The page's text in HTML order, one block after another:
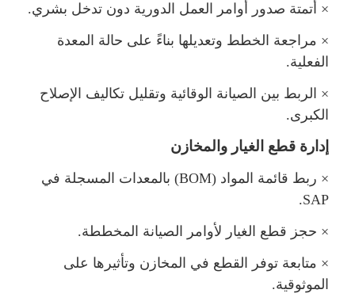
× أتمتة صدور أوامر العمل الدورية دون تدخل بشري.
× راجعة الخطط وتعديلها بناءً على حالة المعدة
الفعلية.
× الربط بين الصيانة الوقائية وتقليل تكاليف الإصلاح
الكبرى.
إدارة قطع الغيار والمخازن
× ربط قائمة المواد (BOM) بالمعدات المسجلة في
SAP
.
× حجز قطع الغيار لأوامر الصيانة المخططة.
× تابعة توفر القطع في المخازن وتأثيرها على
الموثوقية.